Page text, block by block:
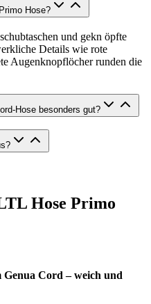
Hose?
und gekn öpfte
Details wie rote
Augenknopflöcher runden die
Hose besonders gut?
Hose Primo
Genua Cord – weich und